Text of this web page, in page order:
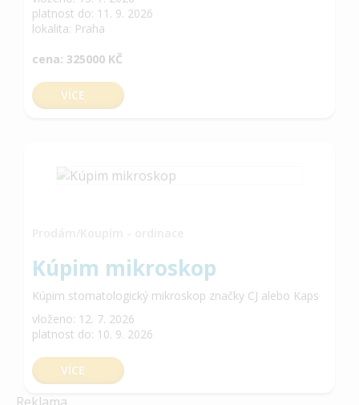
platnost do: 11. 9. 2026
lokalita: Praha
cena: 325000 KČ
VÍCE
Kúpim mikroskop
Kúpim stomatologický mikroskop značky CJ alebo Kaps
vloženo: 12. 7. 2026
platnost do: 10. 9. 2026
VÍCE